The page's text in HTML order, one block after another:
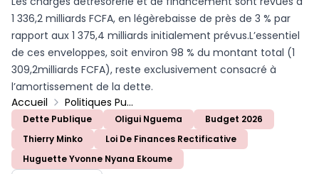
1 336,2 milliards FCFA, en légèrebaisse de près de 3 % par
rapport aux 1 375,4 milliards initialement prévus.L’essentiel
de ces enveloppes, soit environ 98 % du montant total (1
309,2milliards FCFA), reste exclusivement consacré à
l’amortissement de la dette.
Accueil
Politiques Publiques
Dette Publique Oligui Nguema
Budget 2026
Thierry Minko
Loi De Finances Rectificative
Huguette Yvonne Nyana Ekoume